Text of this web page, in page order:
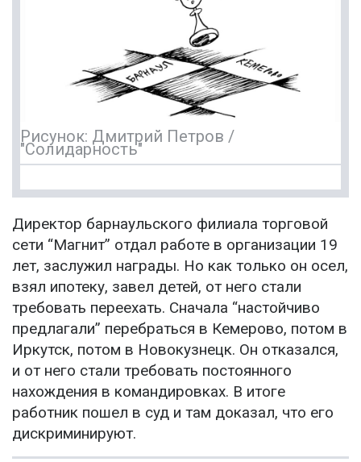
Рисунок: Дмитрий Петров /
"Солидарность"
Директор барнаульского филиала торговой
сети “Магнит” отдал работе в организации 19
лет, заслужил награды. Но как только он осел,
взял ипотеку, завел детей, от него стали
требовать переехать. Сначала “настойчиво
предлагали” перебраться в Кемерово, потом в
Иркутск, потом в Новокузнецк. Он отказался,
и от него стали требовать постоянного
нахождения в командировках. В итоге
работник пошел в суд и там доказал, что его
дискриминируют.